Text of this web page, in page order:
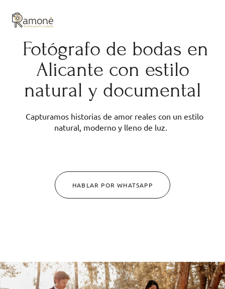
Fotógrafo de bodas en
Alicante con estilo
natural y documental
Capturamos historias de amor reales con un estilo
natural, moderno y lleno de luz.
HABLAR POR WHATSAPP